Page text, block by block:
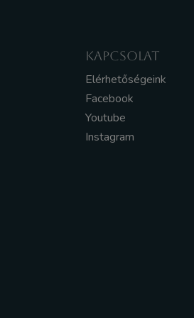
KAPCSOLAT
Elérhetőségeink
Facebook
Youtube
Instagram